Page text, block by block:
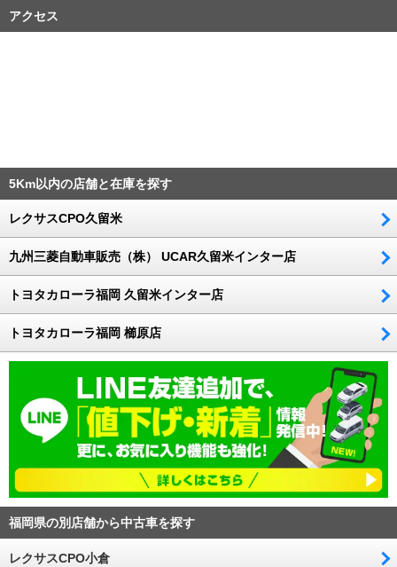
アクセス
5Km以内の店舗と在庫を探す
レクサスCPO久留米
九州三菱自動車販売（株） UCAR久留米インター店
トヨタカローラ福岡 久留米インター店
トヨタカローラ福岡 櫛原店
福岡県の別店舗から中古車を探す
レクサスCPO小倉